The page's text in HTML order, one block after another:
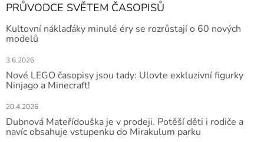
PRŮVODCE SVĚTEM ČASOPISŮ
Kultovní náklaďáky minulé éry se rozrůstají o 60 nových
modelů
3.6.2026
Nové LEGO časopisy jsou tady: Ulovte exkluzivní figurky
Ninjago a Minecraft!
20.4.2026
Dubnová Mateřídouška je v prodeji. Potěší děti i rodiče a
navíc obsahuje vstupenku do Mirakulum parku